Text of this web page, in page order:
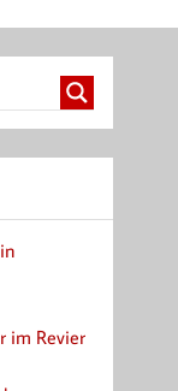
im Revier